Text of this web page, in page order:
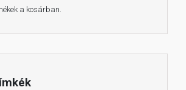
a kosárban.